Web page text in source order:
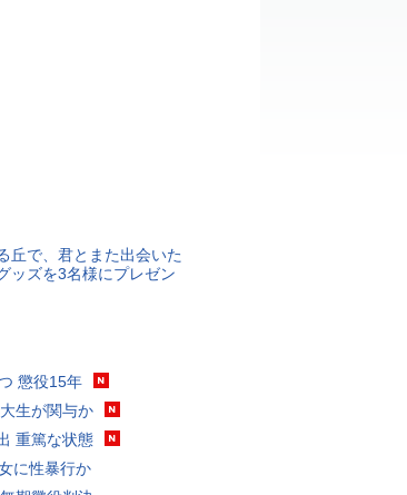
丘で、君とまた出会いた
ッズを3名様にプレゼン
懲役15年
生が関与か
重篤な状態
に性暴行か